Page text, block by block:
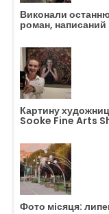
Виконали
роман, написаний
Картину
Sooke Fine Arts
Фото місяця: